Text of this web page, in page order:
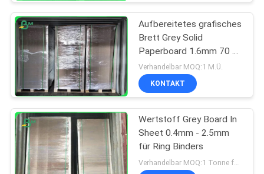
Aufbereitetes grafisches
Brett Grey Solid
Paperboard 1.6mm 70 x
100cm
Verhandelbar MOQ:1 M.Ü.
KONTAKT
Wertstoff Grey Board In
Sheet 0.4mm - 2.5mm
für Ring Binders
Verhandelbar MOQ:1 Tonne für allgemeine Größe u. 10 Tonnen für Sondergröße